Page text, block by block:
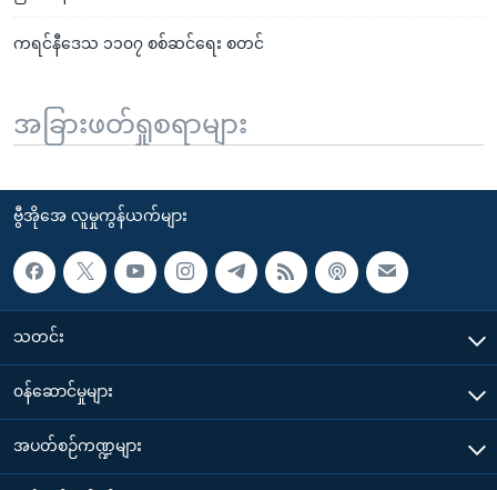
ကရင်နီဒေသ ၁၁၀၇ စစ်ဆင်ရေး စတင်
အခြားဖတ်ရှုစရာများ
ဗွီအိုအေ လူမှုကွန်ယက်များ
သတင်း
၀န်ဆောင်မှုများ
အပတ်စဉ်ကဏ္ဍများ